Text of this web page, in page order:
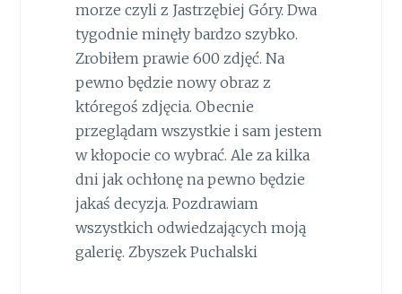
morze czyli z Jastrzębiej Góry. Dwa
tygodnie minęły bardzo szybko.
Zrobiłem prawie 600 zdjęć. Na
pewno będzie nowy obraz z
któregoś zdjęcia. Obecnie
przeglądam wszystkie i sam jestem
w kłopocie co wybrać. Ale za kilka
dni jak ochłonę na pewno będzie
jakaś decyzja. Pozdrawiam
wszystkich odwiedzających moją
galerię. Zbyszek Puchalski